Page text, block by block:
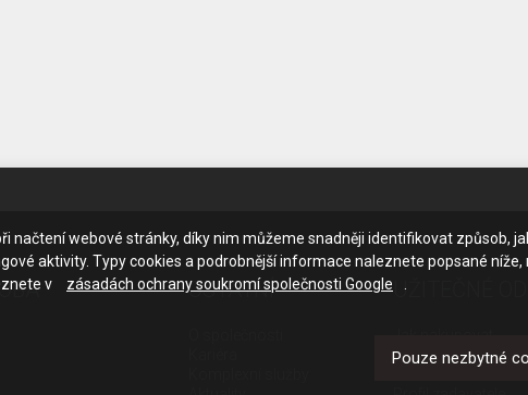
OSTATNÍ UŽITEČNÉ
Obchodní
načtení webové stránky, díky nim můžeme snadněji identifikovat způsob,
aktivity. Typy cookies a podrobnější informace naleznete popsané
v
zásadách ochrany soukromí společnosti Google
Pouze nezbytné